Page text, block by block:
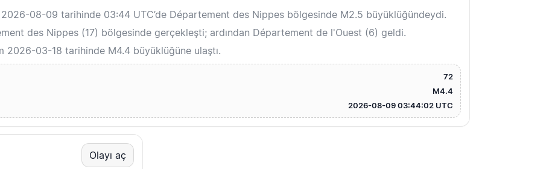
08-09 tarihinde 03:44 UTC’de Département des Nippes bölgesinde M2.5 büyüklüğündeydi.
des Nippes (17) bölgesinde gerçekleşti; ardından Département de l'Ouest (6) geldi.
03-18 tarihinde M4.4 büyüklüğüne ulaştı.
72
M4.4
2026-08-09 03:44:02 UTC
Olayı aç